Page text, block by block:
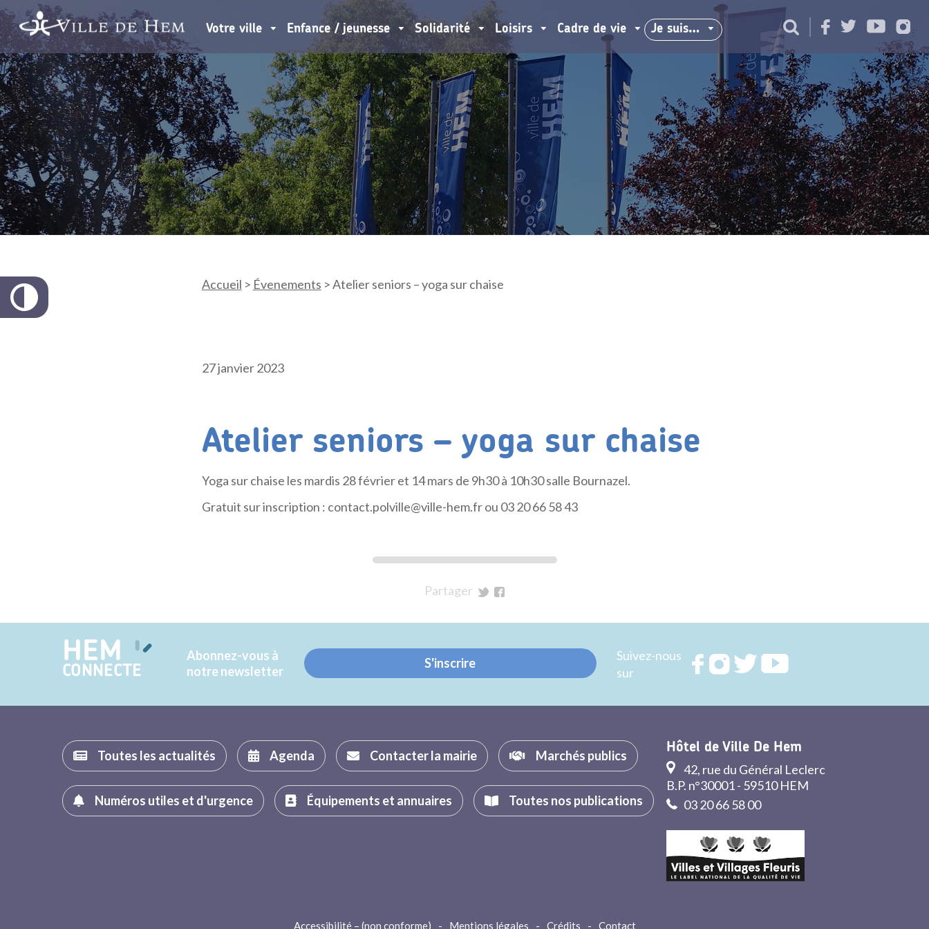
Votre ville Enfance / jeunesse Solidarité Loisirs Cadre de vie Je suis…
Accueil > Évenements >Atelier seniors – yoga sur chaise
27 janvier 2023
Atelier seniors – yoga sur chaise
Yoga sur chaise les mardis 28 février et 14 mars de 9h30 à 10h30 salle Bournazel.
Gratuit sur inscription : contact.polville@ville-hem.fr ou 03 20 66 58 43
Partager
Twitter
Facebook
HEM
CONNECTE
Abonnez-vous à
notre newsletter
S'inscrire
Suivez-nous
sur
RejoignezRejoignezRejoignez
Toutes les actualités Agenda Contacter la mairie Marchés publics
Numéros utiles et d'urgence Équipements et annuaires Toutes nos publications
Hôtel de Ville De Hem
42, rue du Général Leclerc
B.P. n°30001 - 59510 HEM
03 20 66 58 00
Accessibilité – (non conforme) - Mentions légales - Crédits - Contact